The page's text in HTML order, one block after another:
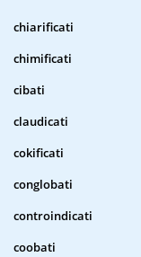
chiarificati
chimificati
cibati
claudicati
cokificati
conglobati
controindicati
coobati